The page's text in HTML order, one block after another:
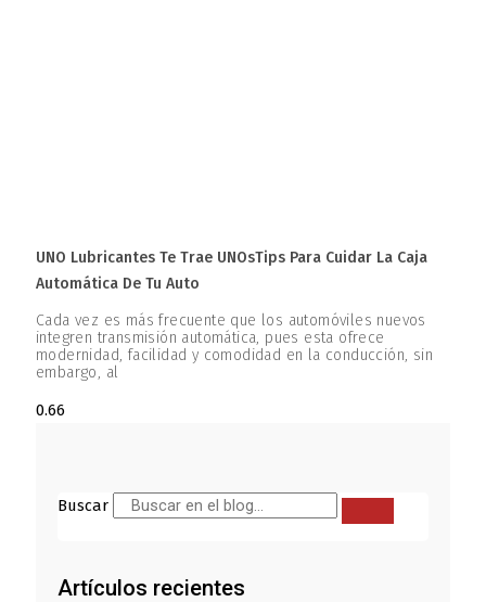
UNO Lubricantes Te Trae UNOsTips Para Cuidar La Caja
Automática De Tu Auto
Cada vez es más frecuente que los automóviles nuevos
integren transmisión automática, pues esta ofrece
modernidad, facilidad y comodidad en la conducción, sin
embargo, al
Buscar
Artículos recientes